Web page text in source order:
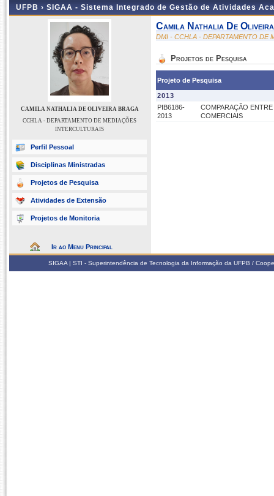
UFPB › SIGAA - Sistema Integrado de Gestão de Atividades
CAMILA NATHALIA DE OLIVEIRA BRAGA
CCHLA - DEPARTAMENTO DE MEDIAÇÕES
INTERCULTURAIS
Perfil Pessoal
Disciplinas Ministradas
Projetos de Pesquisa
Atividades de Extensão
Projetos de Monitoria
Ir ao Menu Principal
Camila Nathalia De
DMI - CCHLA - DEPARTAMENTO DE
Projetos de Pesquisa
Projeto de Pesquisa
2013
PIB6186-
2013
COMPARAÇÃO
COMERCIAIS
SIGAA | STI - Superintendência de Tecnologia da Informação da UFPB /